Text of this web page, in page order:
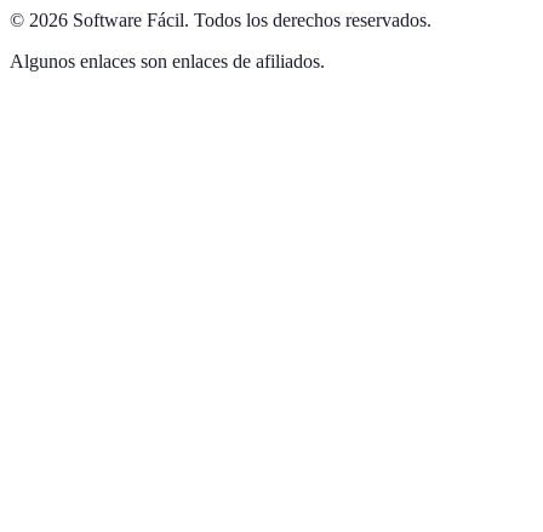
© 2026 Software Fácil. Todos los derechos reservados.
Algunos enlaces son enlaces de afiliados.